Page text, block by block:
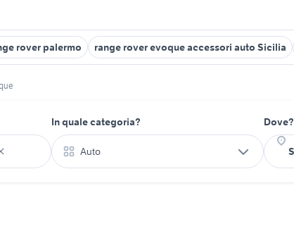
rover palermo range rover evoque accessori auto Sicilia
In quale categoria?
Auto
Dove?